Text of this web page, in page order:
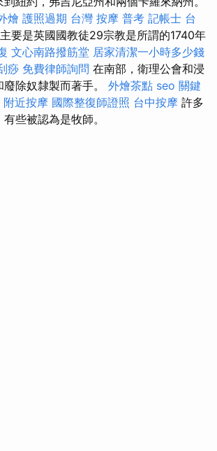
燴 護照過期 台灣 按摩 普考 記帳士 台
要是英國國教徒29宗教是所謂的1740年
文心南路撥筋堂 居家清潔一小時多少錢
痧 免費律師詢問 在南部，衛理公會和浸
除奴隸製而著手。 外燴茶點 seo 關鍵
附近按摩 國際整復師證照 台中按摩 許多
些被認為是牧師。